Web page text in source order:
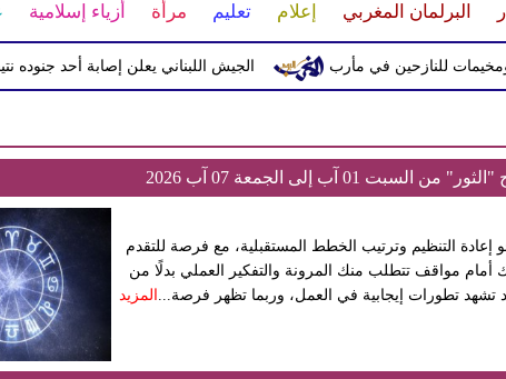
البرلمان المغربي إعلام تعليم مرأة أزياء إسلامية
الجيش اللبناني يعلن إصابة أحد جنوده
السبت 01 آب إلى الجمعة 07 آب 2026
إعادة التنظيم وترتيب الخطط المستقبلية، مع فرصة للتقدم
مواقف تتطلب منك المرونة والتفكير العملي بدلًا من
تشهد تطورات إيجابية في العمل، وربما تظهر فرصة... المزيد